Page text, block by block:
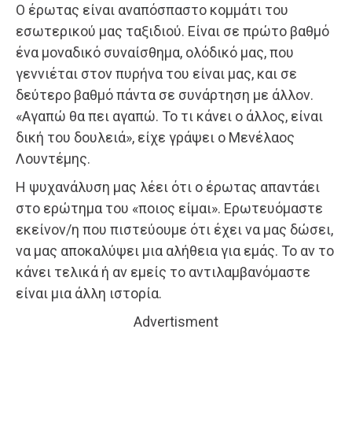
Ο έρωτας είναι αναπόσπαστο κομμάτι του
εσωτερικού μας ταξιδιού. Είναι σε πρώτο βαθμό
ένα μοναδικό συναίσθημα, ολόδικό μας, που
γεννιέται στον πυρήνα του είναι μας, και σε
δεύτερο βαθμό πάντα σε συνάρτηση με άλλον.
«Αγαπώ θα πει αγαπώ. Το τι κάνει ο άλλος, είναι
δική του δουλειά», είχε γράψει ο Μενέλαος
Λουντέμης.
Η ψυχανάλυση μας λέει ότι ο έρωτας απαντάει
στο ερώτημα του «ποιος είμαι». Ερωτευόμαστε
εκείνον/η που πιστεύουμε ότι έχει να μας δώσει,
να μας αποκαλύψει μια αλήθεια για εμάς. Το αν το
κάνει τελικά ή αν εμείς το αντιλαμβανόμαστε
είναι μια άλλη ιστορία.
Advertisment